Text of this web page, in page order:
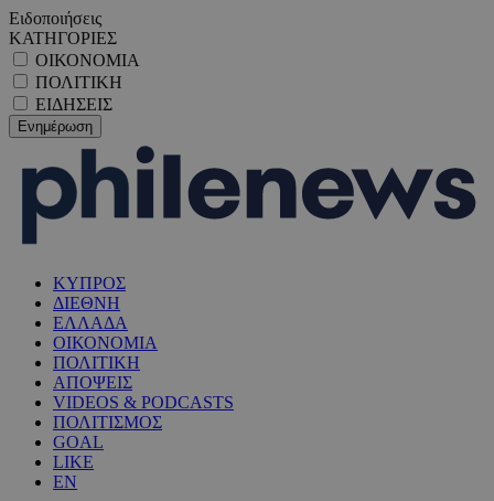
Ειδοποιήσεις
ΚΑΤΗΓΟΡΙΕΣ
ΟΙΚΟΝΟΜΙΑ
ΠΟΛΙΤΙΚΗ
ΕΙΔΗΣΕΙΣ
ΚΥΠΡΟΣ
ΔΙΕΘΝΗ
ΕΛΛΑΔΑ
ΟΙΚΟΝΟΜΙΑ
ΠΟΛΙΤΙΚΗ
ΑΠΟΨΕΙΣ
VIDEOS & PODCASTS
ΠΟΛΙΤΙΣΜΟΣ
GOAL
LIKE
EN